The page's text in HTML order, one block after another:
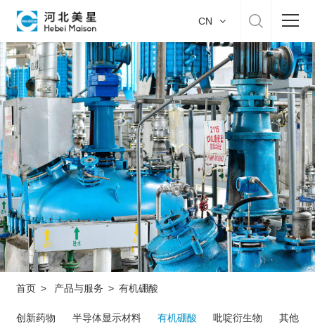
首页
关于我们
产品与服务
美星制造
可持续发展
招贤纳士
CN
首页 > 产品与服务 > 有机硼酸
创新药物 半导体显示材料 有机硼酸 吡啶衍生物 其他中